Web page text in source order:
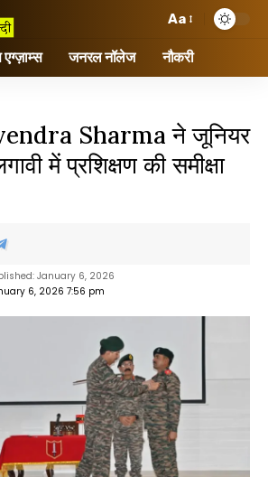
Aa
जनरल नॉलेज नौकरी
Sharma ने जूनियर
में प्रशिक्षण की समीक्षा
6, 2026 7:56 pm
January 6, 2026